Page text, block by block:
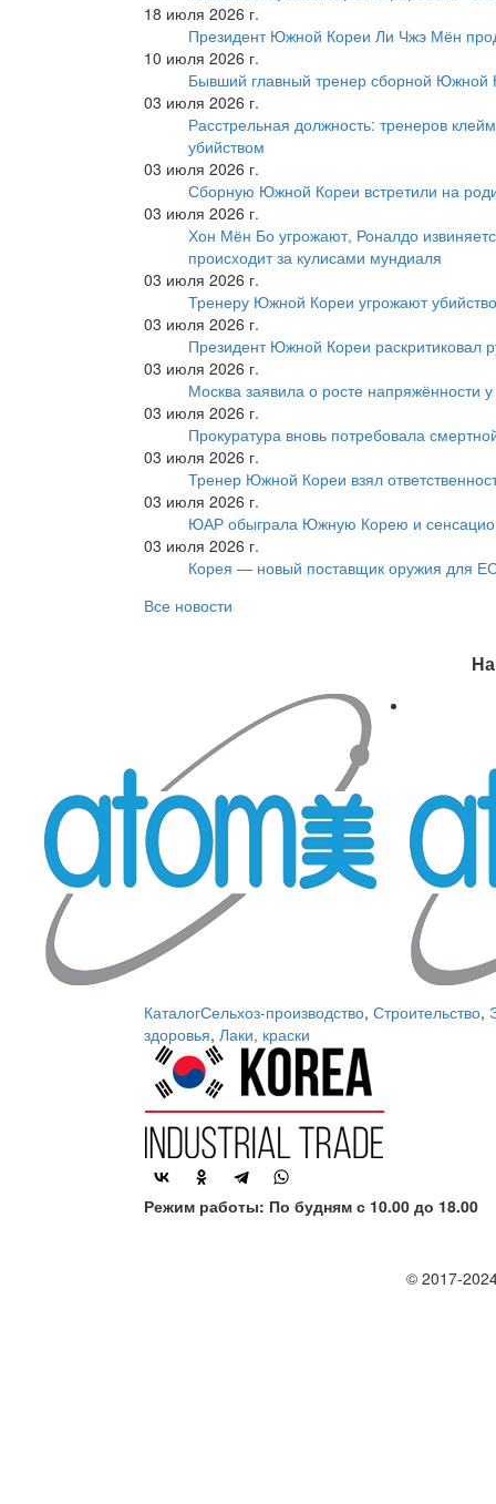
18 июля 2026 г.
Президент Южной Кореи Ли Чжэ Мён
10 июля 2026 г.
Бывший главный тренер сборной Южной
03 июля 2026 г.
Расстрельная должность: тренеров
убийством
03 июля 2026 г.
Сборную Южной Кореи встретили на
03 июля 2026 г.
Хон Мён Бо угрожают, Роналдо
происходит за кулисами мундиаля
03 июля 2026 г.
Тренеру Южной Кореи угрожают
03 июля 2026 г.
Президент Южной Кореи раскритиковал
03 июля 2026 г.
Москва заявила о росте
03 июля 2026 г.
Прокуратура вновь потребовала
03 июля 2026 г.
Тренер Южной Кореи взял
03 июля 2026 г.
ЮАР обыграла Южную Корею и
03 июля 2026 г.
Корея — новый поставщик оружия для
Все новости
КаталогСельхоз-производство, Строительство,
здоровья, Лаки, краски
Режим работы: По будням с 10.00 до 18.00
© 2017-